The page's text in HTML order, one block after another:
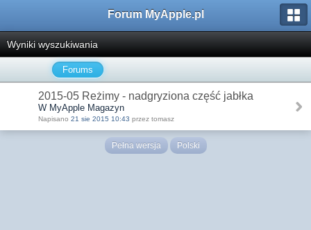
Forum MyApple.pl
Wyniki wyszukiwania
Forums
2015-05 Reżimy - nadgryziona część jabłka
W MyApple Magazyn
Napisano 21 sie 2015 10:43 przez tomasz
Pełna wersja Polski